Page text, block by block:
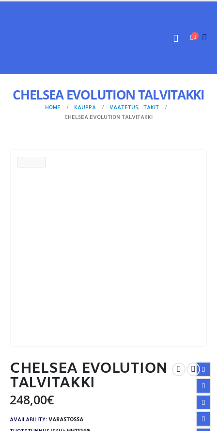
CHELSEA EVOLUTION TALVITAKKI
HOME KAUPPA VAATETUS, TAKIT
CHELSEA EVOLUTION TALVITAKKI
CHELSEA EVOLUTION
TALVITAKKI
248,00€
AVAILABILITY: VARASTOSSA